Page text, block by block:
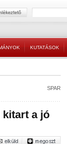
KUTATÁSOK
SPAR
kitart a jó